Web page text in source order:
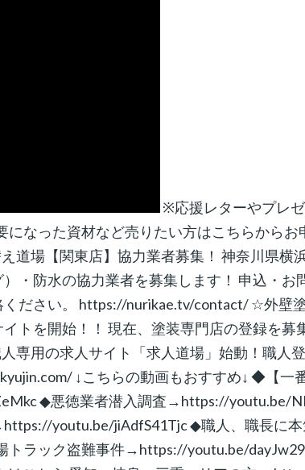
※応援レターやプレ
なった資材など売りたい方はこちらからお
道場【関東店】協力業者募集！ 神奈川県横
・防水の協力業者を募集します！ 申込・お
ださい。 https://nurikae.tv/contact/ ☆外壁
トを開始！！ 現在、塗装専門店の登録を募
専用の求人サイト「求人道場」始動！職人
↓こちらの動画もおすすめ↓ ◆【一
◆悪徳業者潜入調査→https://youtu.be/
youtu.be/jiAdfS41Tjc ◆職人、職長に本
ラック盗難事件→https://youtu.be/